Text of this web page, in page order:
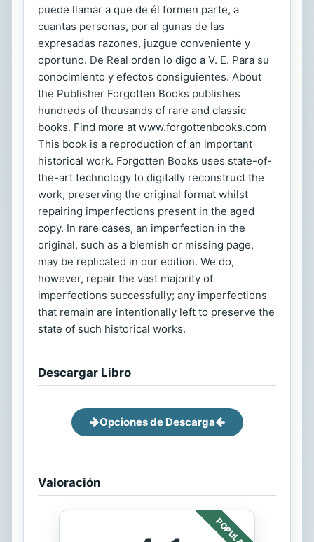
puede llamar a que de él formen parte, a
cuantas personas, por al gunas de las
expresadas razones, juzgue conveniente y
oportuno. De Real orden lo digo a V. E. Para su
conocimiento y efectos consiguientes. About
the Publisher Forgotten Books publishes
hundreds of thousands of rare and classic
books. Find more at www.forgottenbooks.com
This book is a reproduction of an important
historical work. Forgotten Books uses state-of-
the-art technology to digitally reconstruct the
work, preserving the original format whilst
repairing imperfections present in the aged
copy. In rare cases, an imperfection in the
original, such as a blemish or missing page,
may be replicated in our edition. We do,
however, repair the vast majority of
imperfections successfully; any imperfections
that remain are intentionally left to preserve the
state of such historical works.
Descargar Libro
Opciones de Descarga
Valoración
POPULAR